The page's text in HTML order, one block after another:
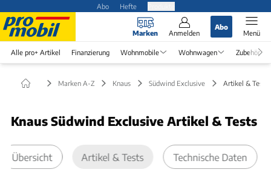
Abo Hefte
Marken Anmelden
Abo
Menü
Alle pro+ Artikel Finanzierung Wohnmobile Wohnwagen Zubehör
Marken A-Z Knaus Südwind Exclusive Artikel & Tests
Knaus Südwind Exclusive Artikel & Tests
Übersicht Artikel & Tests Technische Daten